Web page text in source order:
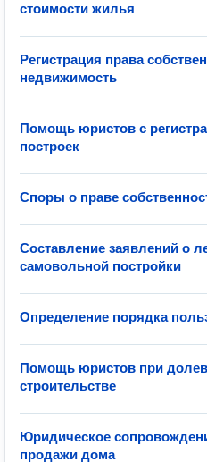
стоимости жилья
Регистрация права
недвижимость
Помощь юристов с
построек
Споры о праве
Составление заявлений о
самовольной постройки
Определение порядка
Помощь юристов при
строительстве
Юридическое
продажи дома